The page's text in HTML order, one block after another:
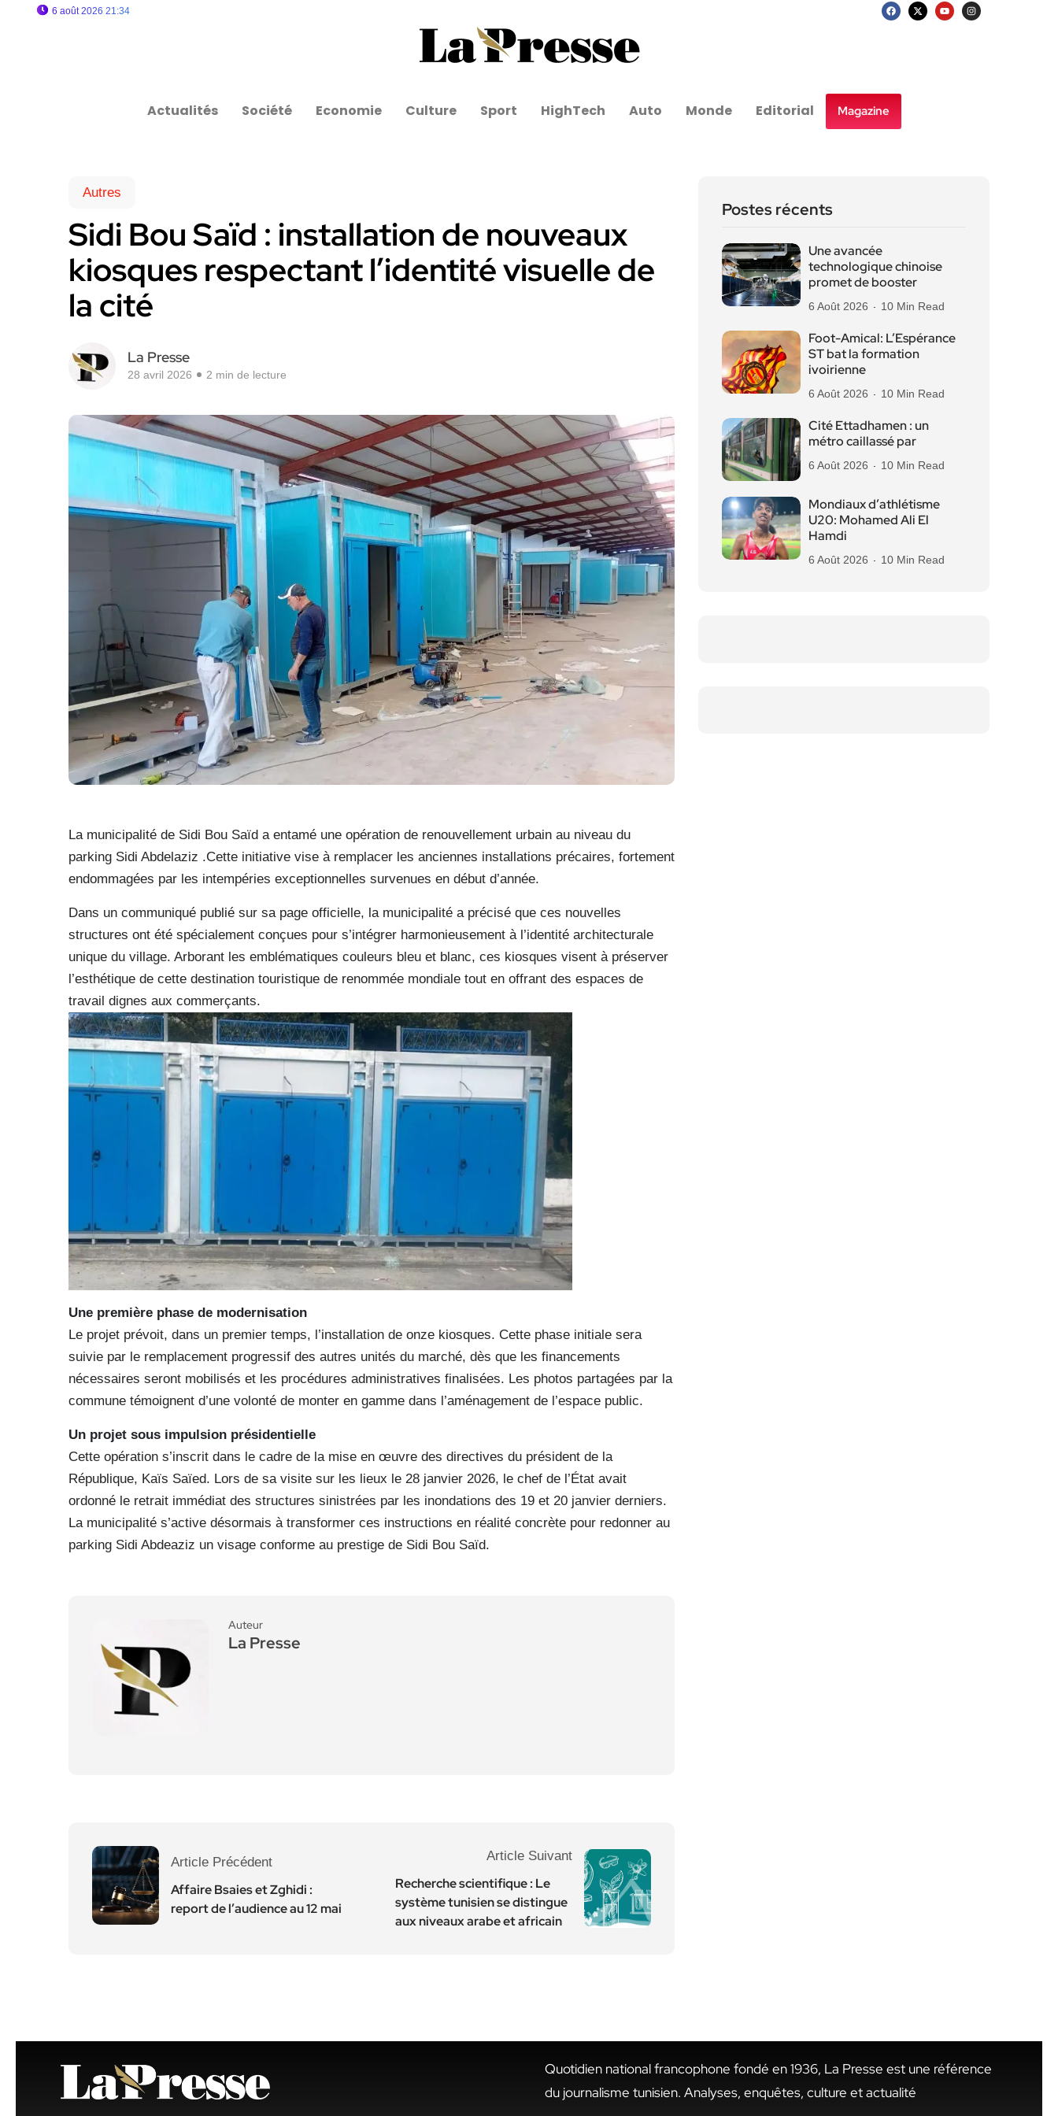
6 août 2026 21:34
Actualités Société Economie Culture Sport HighTech Auto Monde Editorial Magazine
Autres
Sidi Bou Saïd : installation de nouveaux
kiosques respectant l’identité visuelle de
la cité
La Presse
28 avril 2026 2 min de lecture
La municipalité de Sidi Bou Saïd a entamé une opération de renouvellement urbain au niveau du
parking Sidi Abdelaziz .Cette initiative vise à remplacer les anciennes installations précaires, fortement
endommagées par les intempéries exceptionnelles survenues en début d’année.
Dans un communiqué publié sur sa page officielle, la municipalité a précisé que ces nouvelles
structures ont été spécialement conçues pour s’intégrer harmonieusement à l’identité architecturale
unique du village. Arborant les emblématiques couleurs bleu et blanc, ces kiosques visent à préserver
l’esthétique de cette destination touristique de renommée mondiale tout en offrant des espaces de
travail dignes aux commerçants.
Une première phase de modernisation
Le projet prévoit, dans un premier temps, l’installation de onze kiosques. Cette phase initiale sera
suivie par le remplacement progressif des autres unités du marché, dès que les financements
nécessaires seront mobilisés et les procédures administratives finalisées. Les photos partagées par la
commune témoignent d’une volonté de monter en gamme dans l’aménagement de l’espace public.
Un projet sous impulsion présidentielle
Cette opération s’inscrit dans le cadre de la mise en œuvre des directives du président de la
République, Kaïs Saïed. Lors de sa visite sur les lieux le 28 janvier 2026, le chef de l’État avait
ordonné le retrait immédiat des structures sinistrées par les inondations des 19 et 20 janvier derniers.
La municipalité s’active désormais à transformer ces instructions en réalité concrète pour redonner au
parking Sidi Abdeaziz un visage conforme au prestige de Sidi Bou Saïd.
Auteur
La Presse
Article Précédent
Affaire Bsaies et Zghidi :
report de l’audience au 12 mai
Article Suivant
Recherche scientifique : Le
système tunisien se distingue
aux niveaux arabe et africain
Postes récents
Une avancée
technologique chinoise
promet de booster
6 Août 2026 10 Min Read
Foot-Amical: L’Espérance
ST bat la formation
ivoirienne
6 Août 2026 10 Min Read
Cité Ettadhamen : un
métro caillassé par
6 Août 2026 10 Min Read
Mondiaux d’athlétisme
U20: Mohamed Ali El
Hamdi
6 Août 2026 10 Min Read
Quotidien national francophone fondé en 1936, La Presse est une référence
du journalisme tunisien. Analyses, enquêtes, culture et actualité